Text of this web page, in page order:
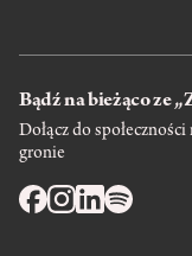
Bądź na bieżąco ze
Dołącz do
gronie